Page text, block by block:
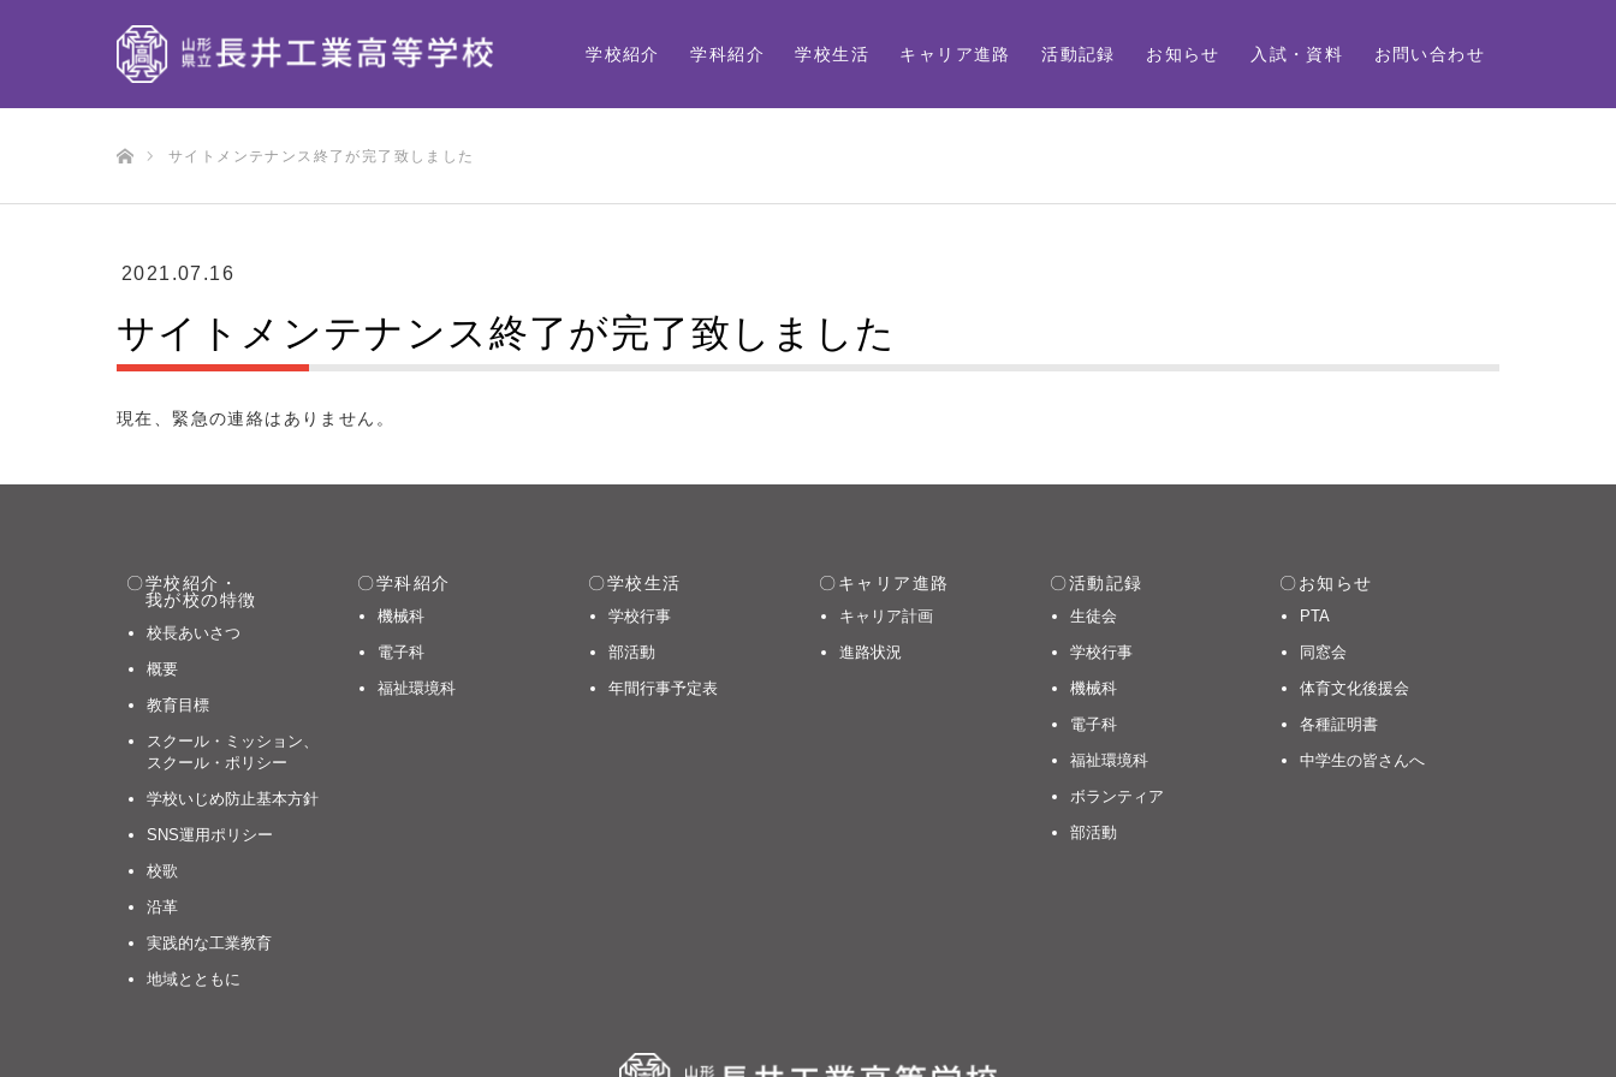
学校紹介 学科紹介 学校生活 キャリア進路 活動記録 お知らせ 入試・資料 お問い合わせ
サイトメンテナンス終了が完了致しました
2021.07.16
サイトメンテナンス終了が完了致しました
現在、緊急の連絡はありません。
学校紹介・
我が校の特徴
校長あいさつ
概要
教育目標
スクール・ミッション、
スクール・ポリシー
学校いじめ防止基本方針
SNS運用ポリシー
校歌
沿革
実践的な工業教育
地域とともに
学科紹介
機械科
電子科
福祉環境科
学校生活
学校行事
部活動
年間行事予定表
キャリア進路
キャリア計画
進路状況
活動記録
生徒会
学校行事
機械科
電子科
福祉環境科
ボランティア
部活動
お知らせ
PTA
同窓会
体育文化後援会
各種証明書
中学生の皆さんへ